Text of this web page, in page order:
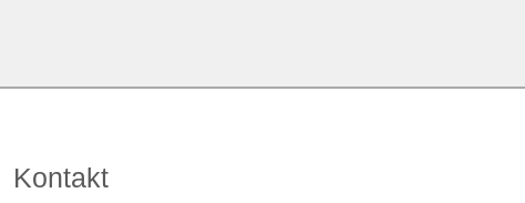
Kontakt